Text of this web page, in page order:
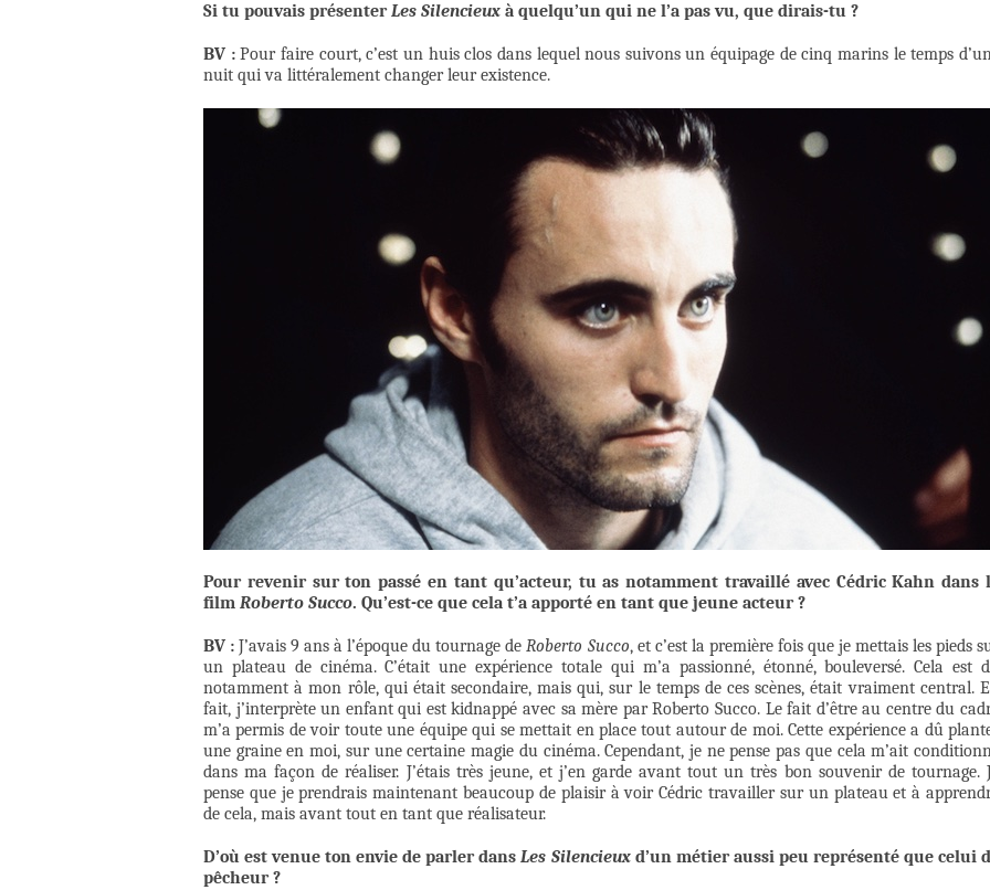
Si tu pouvais présenterLes Silencieux à quelqu’un qui ne l’a pas vu, que dirais-tu ?
BV :Pour faire court, c’est un huis clos dans lequel nous suivons un équipage de cinq marins le temps
nuit qui va littéralement changer leur existence.
Pour revenir sur ton passé en tant qu’acteur, tu as notamment travaillé avec Cédric Kahn dans
film Roberto Succo. Qu’est-ce que cela t’a apporté en tant que jeune acteur ?
BV : J’avais 9 ans à l’époque du tournage deRoberto Succo, et c’est la première fois que je mettais les pieds
un plateau de cinéma. C’était une expérience totale qui m’a passionné, étonné, bouleversé. Cela est
notamment à mon rôle, qui était secondaire, mais qui, sur le temps de ces scènes, était vraiment central.
fait, j’interprète un enfant qui est kidnappé avec sa mère par Roberto Succo. Le fait d’être au centre du
m’a permis de voir toute une équipe qui se mettait en place tout autour de moi. Cette expérience a dû
une graine en moi, sur une certaine magie du cinéma. Cependant, je ne pense pas que cela m’ait
dans ma façon de réaliser. J’étais très jeune, et j’en garde avant tout un très bon souvenir de tournage.
pense que je prendrais maintenant beaucoup de plaisir à voir Cédric travailler sur un plateau et à
de cela, mais avant tout en tant que réalisateur.
D’où est venue ton envie de parler dansLes Silencieuxd’un métier aussi peu représenté que celui
pêcheur ?